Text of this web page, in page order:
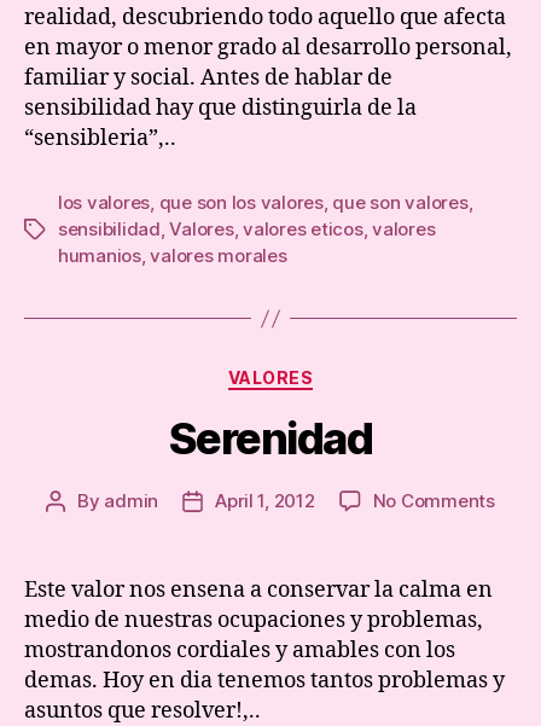
realidad, descubriendo todo aquello que afecta
en mayor o menor grado al desarrollo personal,
familiar y social. Antes de hablar de
sensibilidad hay que distinguirla de la
“sensibleria”,..
Tags
los valores, que son los valores, que son valores,
sensibilidad,Valores,valores eticos,valores
humanios,valores morales
Categories
VALORES
Serenidad
Post
By admin
PostApril 1, 2012 No Commentson
Este valor nos ensena a conservar la calma en
medio de nuestras ocupaciones y problemas,
mostrandonos cordiales y amables con los
demas. Hoy en dia tenemos tantos problemas y
asuntos que resolver!,..